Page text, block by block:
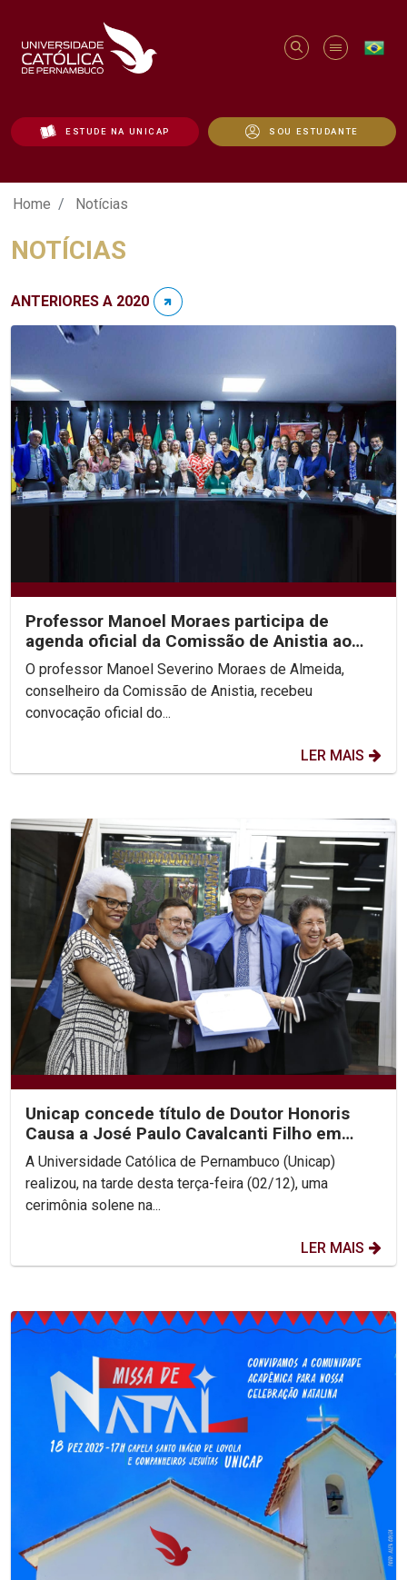
ESTUDE NA UNICAP SOU ESTUDANTE
Notícias - Unicap
Home Notícias
NOTÍCIAS
ANTERIORES A 2020
Professor Manoel Moraes participa de
agenda oficial da Comissão de Anistia ao
lado da Ministra...
O professor Manoel Severino Moraes de Almeida,
conselheiro da Comissão de Anistia, recebeu
convocação oficial do...
LER MAIS
Unicap concede título de Doutor Honoris
Causa a José Paulo Cavalcanti Filho em
cerimônia histórica
A Universidade Católica de Pernambuco (Unicap)
realizou, na tarde desta terça-feira (02/12), uma
cerimônia solene na...
LER MAIS